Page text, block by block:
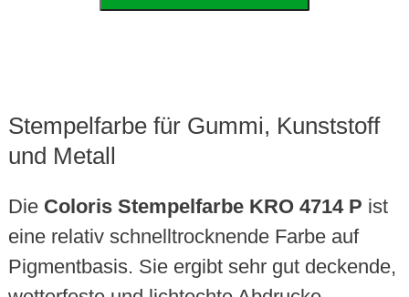
Stempelfarbe für Gummi, Kunststoff
und Metall
Die Coloris Stempelfarbe KRO 4714 P ist
eine relativ schnelltrocknende Farbe auf
Pigmentbasis. Sie ergibt sehr gut deckende,